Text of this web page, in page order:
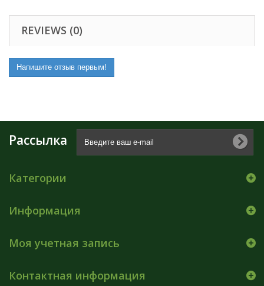
REVIEWS (0)
Напишите отзыв первым!
Рассылка
Категории
Информация
Моя учетная запись
Контактная информация